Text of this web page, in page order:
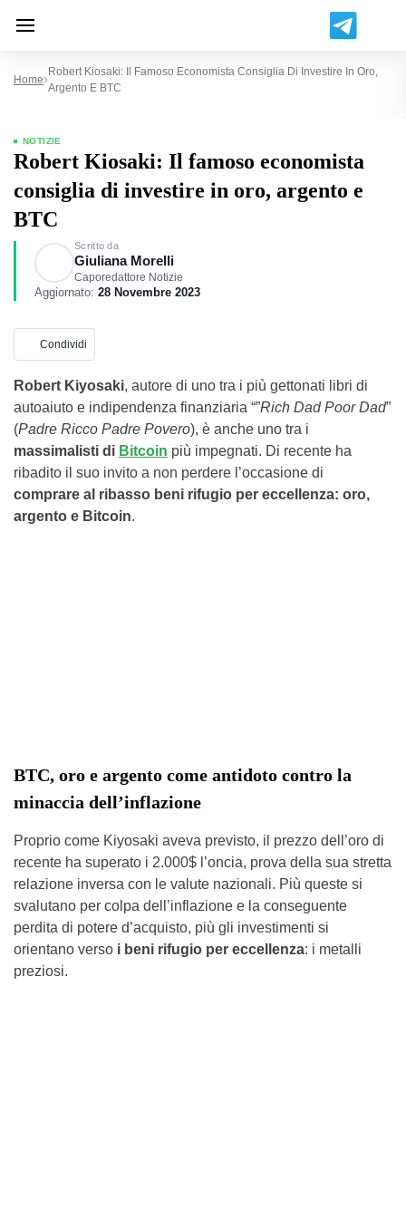
Home
Robert Kiosaki: Il Famoso Economista Consiglia Di Investire In Oro,
Argento E BTC
NOTIZIE
Robert Kiosaki: Il famoso economista
consiglia di investire in oro, argento e
BTC
Scritto da
Giuliana Morelli
Caporedattore Notizie
Aggiornato: 28 Novembre 2023
Condividi
Robert Kiyosaki, autore di uno tra i più gettonati libri di
autoaiuto e indipendenza finanziaria “”Rich Dad Poor Dad”
(Padre Ricco Padre Povero), è anche uno tra i
massimalisti di Bitcoin più impegnati. Di recente ha
ribadito il suo invito a non perdere l’occasione di
comprare al ribasso beni rifugio per eccellenza: oro,
argento e Bitcoin.
BTC, oro e argento come antidoto contro la
minaccia dell’inflazione
Proprio come Kiyosaki aveva previsto, il prezzo dell’oro di
recente ha superato i 2.000$ l’oncia, prova della sua stretta
relazione inversa con le valute nazionali. Più queste si
svalutano per colpa dell’inflazione e la conseguente
perdita di potere d’acquisto, più gli investimenti si
orientano verso i beni rifugio per eccellenza: i metalli
preziosi.